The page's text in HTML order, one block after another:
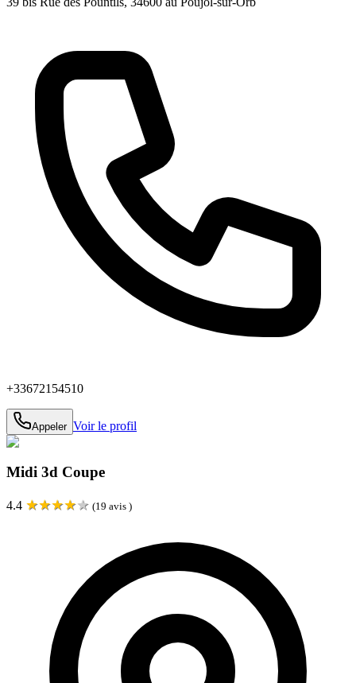
+33672154510
Appeler Voir le profil
Midi 3d Coupe
4.4 ★★★★★ (19 avis )